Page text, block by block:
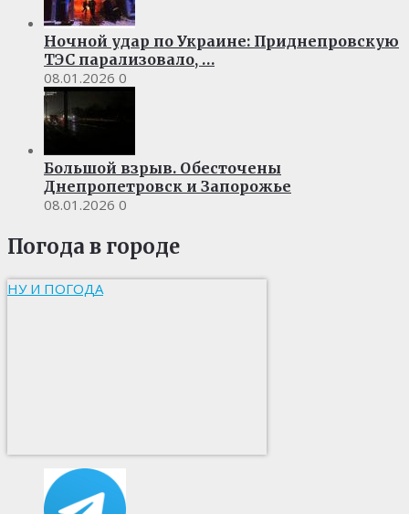
Ночной удар по Украине: Приднепровскую
ТЭС парализовало, …
08.01.2026 0
Большой взрыв. Обесточены
Днепропетровск и Запорожье
08.01.2026 0
Погода в городе
НУ И ПОГОДА